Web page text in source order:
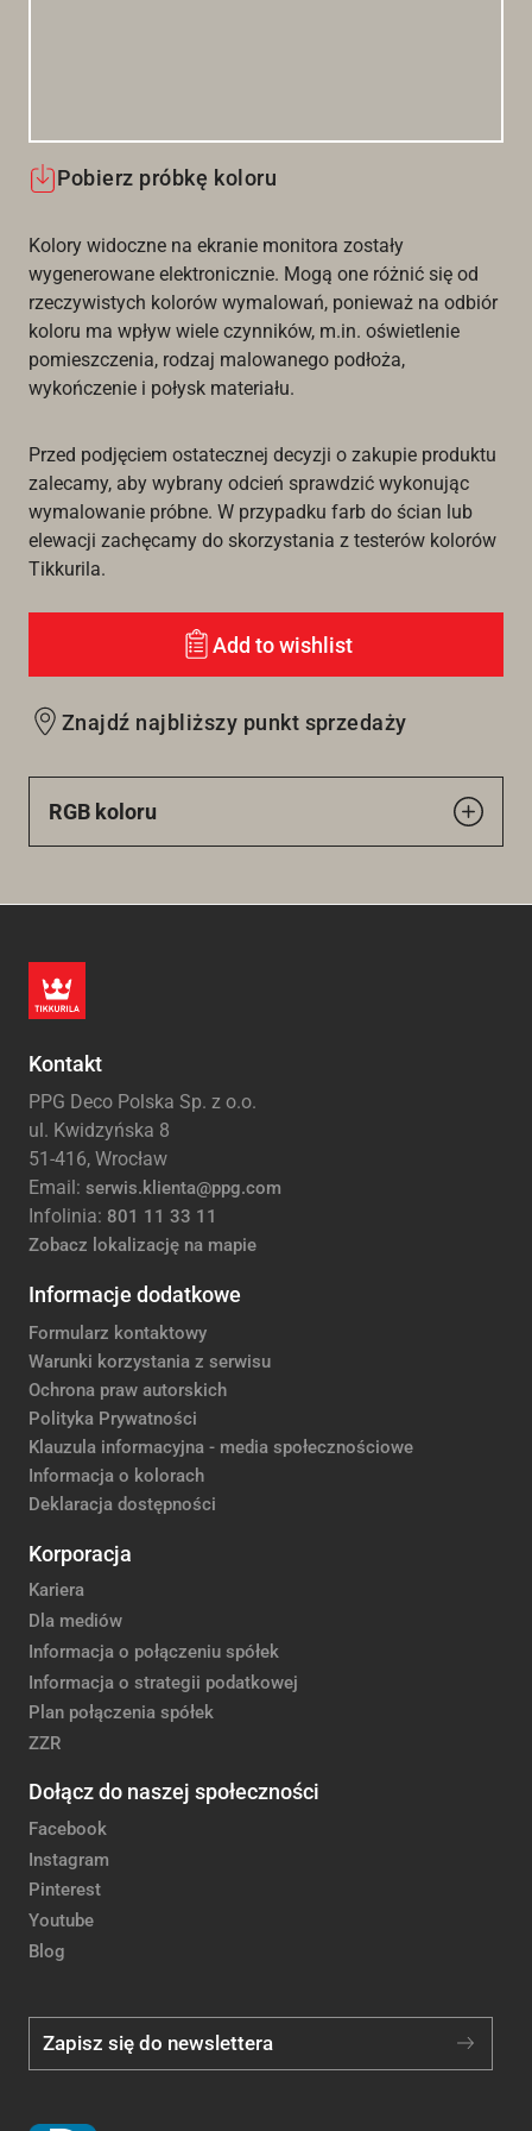
Pobierz próbkę koloru
Kolory widoczne na ekranie monitora zostały
wygenerowane elektronicznie. Mogą one różnić się od
rzeczywistych kolorów wymalowań, ponieważ na odbiór
koloru ma wpływ wiele czynników, m.in. oświetlenie
pomieszczenia, rodzaj malowanego podłoża,
wykończenie i połysk materiału.
Przed podjęciem ostatecznej decyzji o zakupie produktu
zalecamy, aby wybrany odcień sprawdzić wykonując
wymalowanie próbne. W przypadku farb do ścian lub
elewacji zachęcamy do skorzystania z testerów kolorów
Tikkurila.
Add to wishlist
Znajdź najbliższy punkt sprzedaży
RGB koloru
Kontakt
PPG Deco Polska Sp. z o.o.
ul. Kwidzyńska 8
51-416, Wrocław
Email: serwis.klienta@ppg.com
Infolinia: 801 11 33 11
Zobacz lokalizację na mapie
Informacje dodatkowe
Formularz kontaktowy
Warunki korzystania z serwisu
Ochrona praw autorskich
Polityka Prywatności
Klauzula informacyjna - media społecznościowe
Informacja o kolorach
Deklaracja dostępności
Korporacja
Kariera
Dla mediów
Informacja o połączeniu spółek
Informacja o strategii podatkowej
Plan połączenia spółek
ZZR
Dołącz do naszej społeczności
Facebook
Instagram
Pinterest
Youtube
Blog
Zapisz się do newslettera